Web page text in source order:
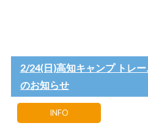
2/24(日)高知キャンプ トレ
のお知らせ
INFO